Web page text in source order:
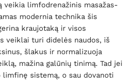
veikia limfodrenažinis masažas-
modernia technika šis
kraujotaką ir visos
veiklai turi didelės naudos, iš
šlakus ir normalizuoja
mažina galūnių tinimą. Tad jei
sistemą, o sau dovanoti